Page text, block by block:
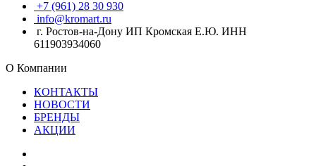
+7 (961) 28 30 930
info@kromart.ru
г. Ростов-на-Дону ИП Кромская Е.Ю. ИНН
611903934060
О Компании
КОНТАКТЫ
НОВОСТИ
БРЕНДЫ
АКЦИИ